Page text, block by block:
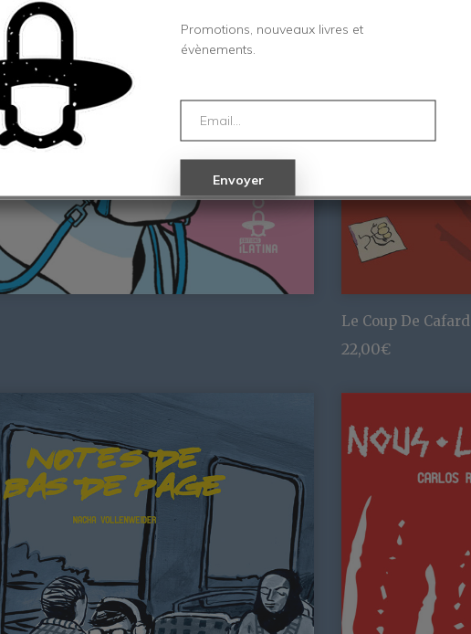
Le Coup De Cafard
22,00€
Promotions, nouveaux livres et
évènements.